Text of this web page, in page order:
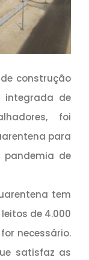
de construção
integrada de
foi
para
de
tem
de 4.000
necessário.
satisfaz as